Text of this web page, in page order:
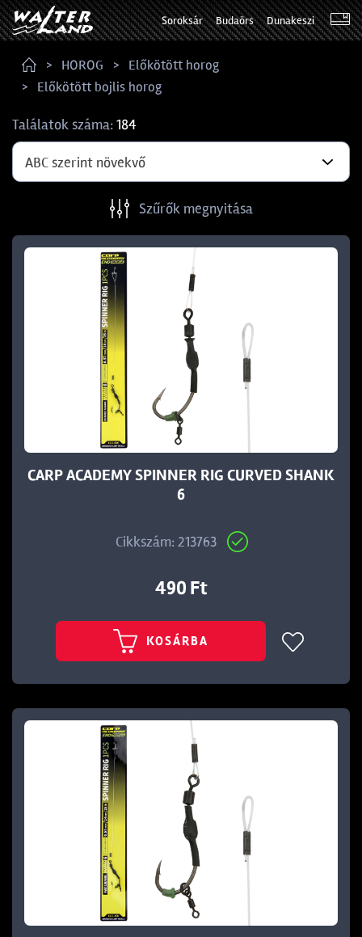
Soroksár Budaörs Dunakeszi
HOROG
Előkötött horog
Előkötött bojlis horog
Találatok száma:184
ABC szerint növekvő
Szűrők megnyitása
CARP ACADEMY SPINNER RIG CURVED SHANK
6
Cikkszám: 213763
490 Ft
KOSÁRBA